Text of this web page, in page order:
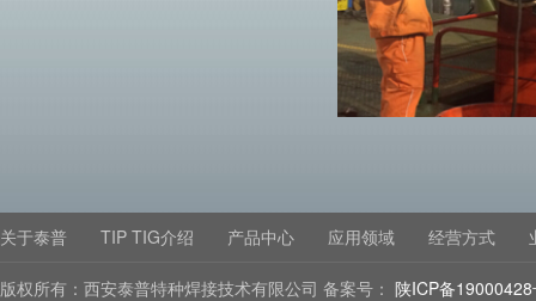
关于泰普 TIP TIG介绍 产品中心 应用领域 经营方式
版权所有：西安泰普特种焊接技术有限公司 备案号： 陕ICP备